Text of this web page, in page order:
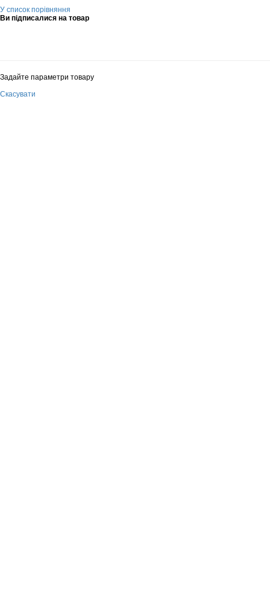
У список порівняння
Ви підписалися на товар
Задайте параметри товару
Скасувати